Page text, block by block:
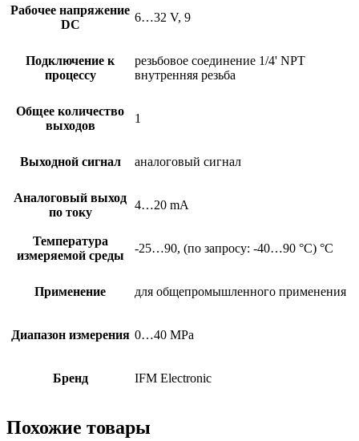
Рабочее напряжение
DC
6…32 V, 9
Подключение к
процессу
резьбовое соединение 1/4' NPT
внутренняя резьба
Общее количество
выходов
1
Выходной сигнал аналоговый сигнал
Аналоговый выход
по току
4…20 mA
Температура
измеряемой среды
-25…90, (по запросу: -40…90 °C) °C
Применение для общепромышленного применения
Диапазон измерения 0…40 MPa
Бренд IFM Electronic
Похожие товары